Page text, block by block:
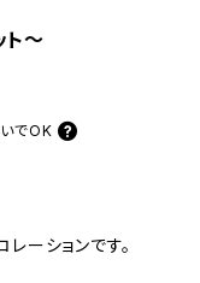
ト〜
でOK
ーションです。